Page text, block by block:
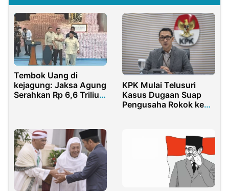
Tembok Uang di
kejagung: Jaksa Agung
Serahkan Rp 6,6 Triliun
KPK Mulai Telusuri
Kasus Dugaan Suap
Pengusaha Rokok ke